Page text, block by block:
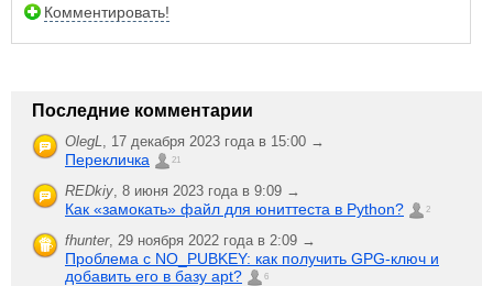
Комментировать!
Последние комментарии
OlegL, 17 декабря 2023 года в 15:00 →
Перекличка 21
REDkiy, 8 июня 2023 года в 9:09 →
Как «замокать» файл для юниттеста в Python? 2
fhunter, 29 ноября 2022 года в 2:09 →
Проблема с NO_PUBKEY: как получить GPG-ключ и
добавить его в базу apt?
6